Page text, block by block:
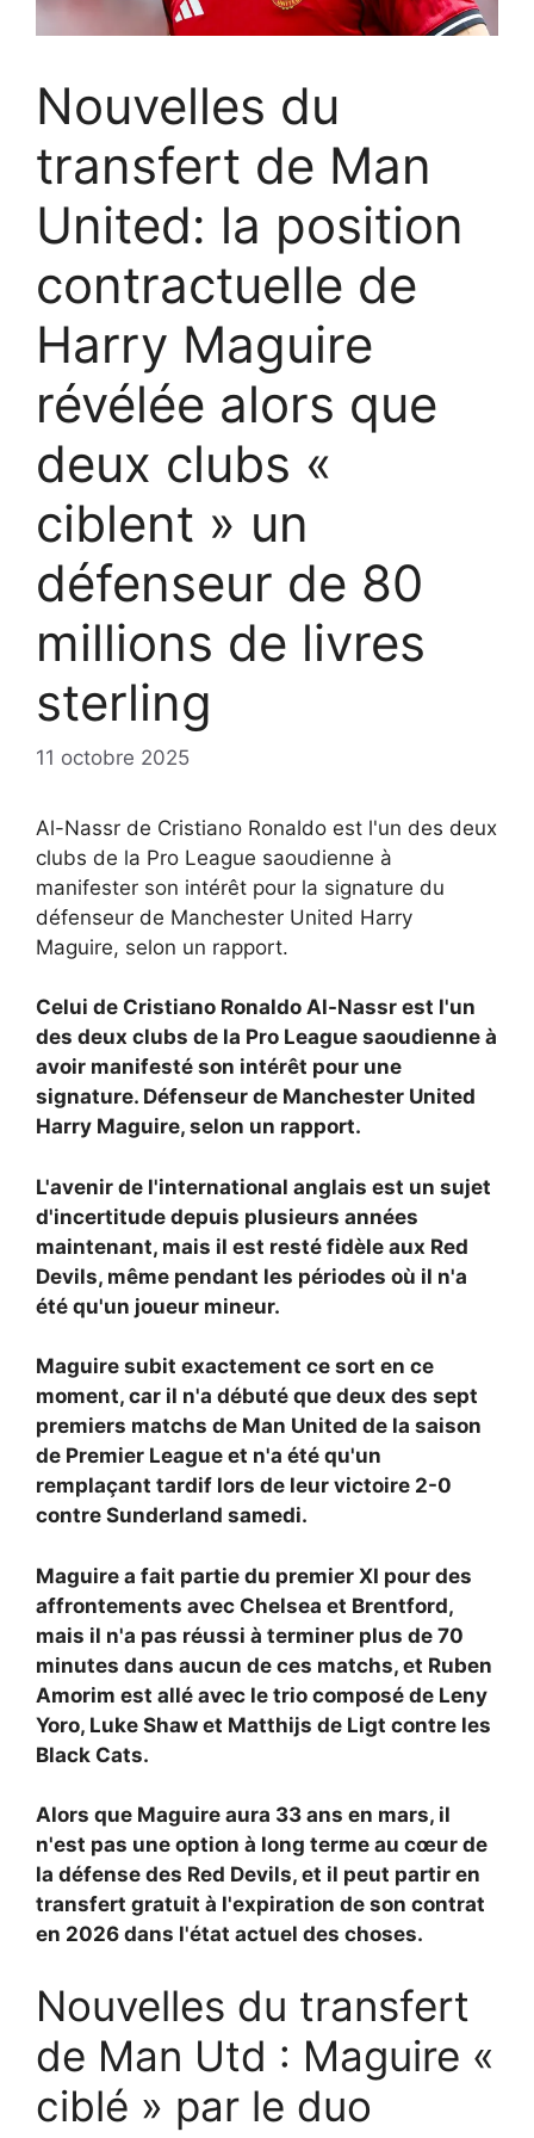
Nouvelles du
transfert de Man
United: la position
contractuelle de
Harry Maguire
révélée alors que
deux clubs «
ciblent » un
défenseur de 80
millions de livres
sterling
11 octobre 2025
Al-Nassr de Cristiano Ronaldo est l'un des deux
clubs de la Pro League saoudienne à
manifester son intérêt pour la signature du
défenseur de Manchester United Harry
Maguire, selon un rapport.
Celui de Cristiano Ronaldo Al-Nassr est l'un
des deux clubs de la Pro League saoudienne à
avoir manifesté son intérêt pour une
signature. Défenseur de Manchester United
Harry Maguire, selon un rapport.
L'avenir de l'international anglais est un sujet
d'incertitude depuis plusieurs années
maintenant, mais il est resté fidèle aux Red
Devils, même pendant les périodes où il n'a
été qu'un joueur mineur.
Maguire subit exactement ce sort en ce
moment, car il n'a débuté que deux des sept
premiers matchs de Man United de la saison
de Premier League et n'a été qu'un
remplaçant tardif lors de leur victoire 2-0
contre Sunderland samedi.
Maguire a fait partie du premier XI pour des
affrontements avec Chelsea et Brentford,
mais il n'a pas réussi à terminer plus de 70
minutes dans aucun de ces matchs, et Ruben
Amorim est allé avec le trio composé de Leny
Yoro, Luke Shaw et Matthijs de Ligt contre les
Black Cats.
Alors que Maguire aura 33 ans en mars, il
n'est pas une option à long terme au cœur de
la défense des Red Devils, et il peut partir en
transfert gratuit à l'expiration de son contrat
en 2026 dans l'état actuel des choses.
Nouvelles du transfert
de Man Utd : Maguire «
ciblé » par le duo